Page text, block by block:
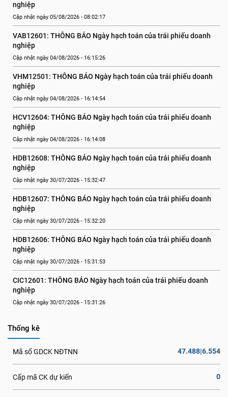
nghiệp
Cập nhật ngày 05/08/2026 - 08:02:17
VAB12601: THÔNG BÁO Ngày hạch toán của trái phiếu doanh
nghiệp
Cập nhật ngày 04/08/2026 - 16:15:26
VHM12501: THÔNG BÁO Ngày hạch toán của trái phiếu doanh
nghiệp
Cập nhật ngày 04/08/2026 - 16:14:54
HCV12604: THÔNG BÁO Ngày hạch toán của trái phiếu doanh
nghiệp
Cập nhật ngày 04/08/2026 - 16:14:08
HDB12608: THÔNG BÁO Ngày hạch toán của trái phiếu doanh
nghiệp
Cập nhật ngày 30/07/2026 - 15:32:47
HDB12607: THÔNG BÁO Ngày hạch toán của trái phiếu doanh
nghiệp
Cập nhật ngày 30/07/2026 - 15:32:20
HDB12606: THÔNG BÁO Ngày hạch toán của trái phiếu doanh
nghiệp
Cập nhật ngày 30/07/2026 - 15:31:53
CIC12601: THÔNG BÁO Ngày hạch toán của trái phiếu doanh
nghiệp
Cập nhật ngày 30/07/2026 - 15:31:26
Thống kê
Mã số GDCK NĐTNN 47.488|6.554
Cấp mã CK dự kiến 0